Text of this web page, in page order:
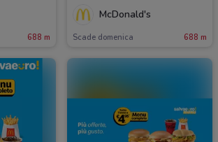
688 m
McDonald's
Scade domenica 688 m